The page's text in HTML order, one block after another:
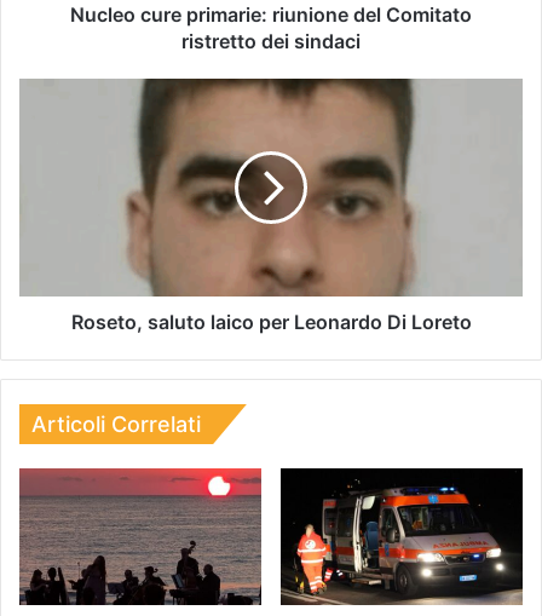
Nucleo cure primarie: riunione del Comitato
ristretto dei sindaci
Roseto, saluto laico per Leonardo Di Loreto
Articoli Correlati